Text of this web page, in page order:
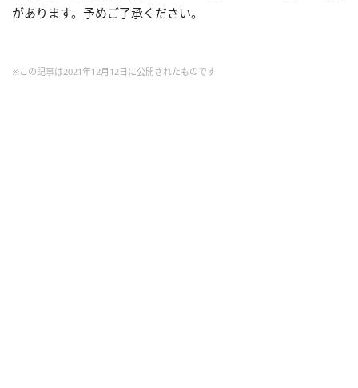
があります。予めご了承ください。
※この記事は2021年12月12日に公開されたものです